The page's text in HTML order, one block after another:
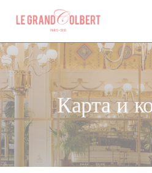
Панель управления cookies
Карта и